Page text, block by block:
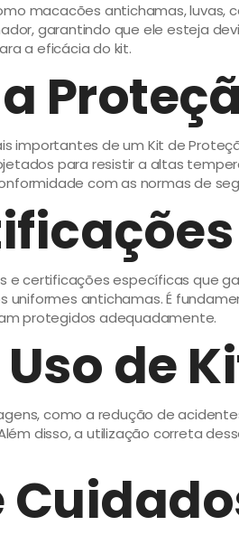
macacões antichamas,
garantindo que ele esteja
a eficácia do kit.
de um Kit de
para resistir a altas
com as normas de
certificações específicas que
uniformes antichamas. É
protegidos adequadamente.
de
como a redução de
disso, a utilização correta